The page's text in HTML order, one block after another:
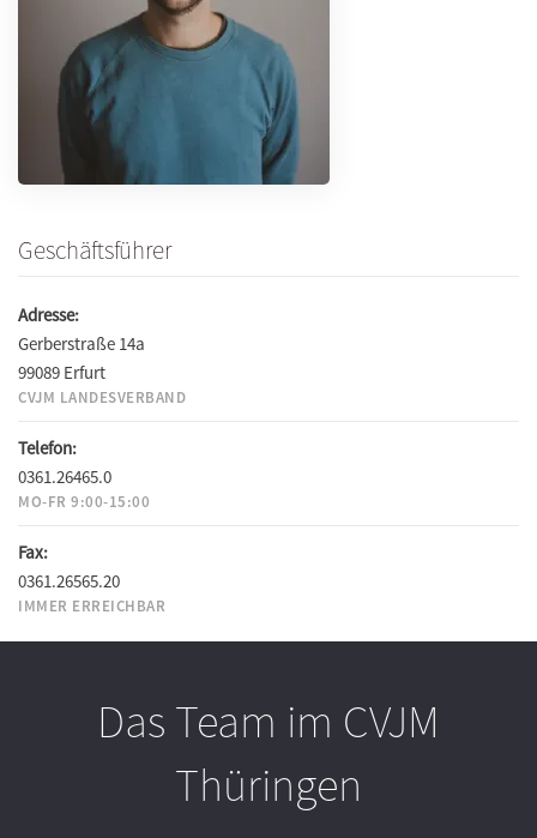
Geschäftsführer
Adresse:
Gerberstraße 14a
99089 Erfurt
CVJM LANDESVERBAND
Telefon:
0361.26465.0
MO-FR 9:00-15:00
Fax:
0361.26565.20
IMMER ERREICHBAR
Das Team im CVJM
Thüringen